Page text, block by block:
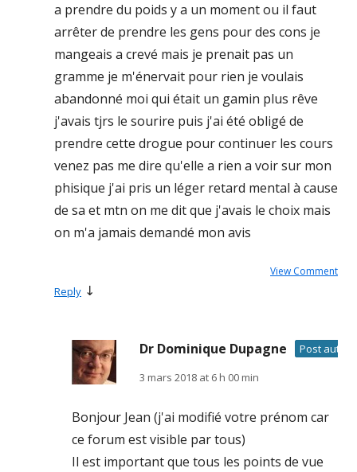
a prendre du poids y a un moment ou il faut
arrêter de prendre les gens pour des cons je
mangeais a crevé mais je prenait pas un
gramme je m'énervait pour rien je voulais
abandonné moi qui était un gamin plus rêve
j'avais tjrs le sourire puis j'ai été obligé de
prendre cette drogue pour continuer les cours
venez pas me dire qu'elle a rien a voir sur mon
phisique j'ai pris un léger retard mental à cause
de sa et mtn on me dit que j'avais le choix mais
on m'a jamais demandé mon avis
View Comment
Reply ↓
Dr Dominique Dupagne
Post author
3 mars 2018 at 6 h 00 min
Bonjour Jean (j'ai modifié votre prénom car
ce forum est visible par tous)
Il est important que tous les points de vue